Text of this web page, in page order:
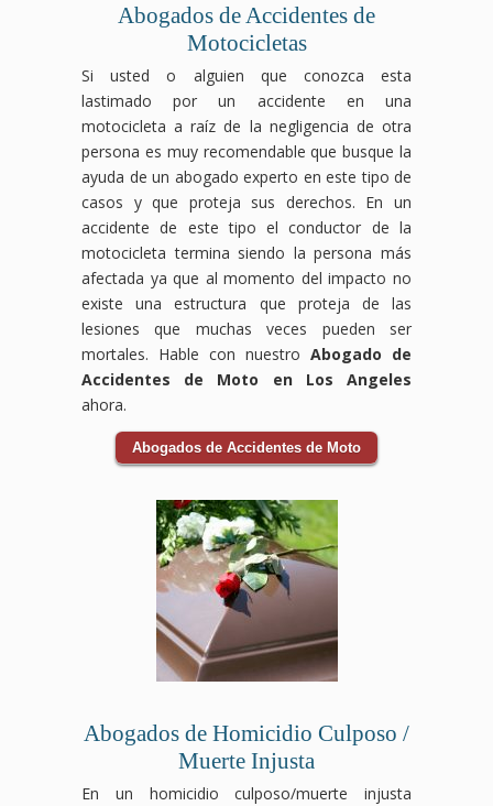
Abogados de Accidentes de
Motocicletas
Si usted o alguien que conozca esta
lastimado por un accidente en una
motocicleta a raíz de la negligencia de otra
persona es muy recomendable que busque la
ayuda de un abogado experto en este tipo de
casos y que proteja sus derechos. En un
accidente de este tipo el conductor de la
motocicleta termina siendo la persona más
afectada ya que al momento del impacto no
existe una estructura que proteja de las
lesiones que muchas veces pueden ser
mortales. Hable con nuestro Abogado de
Accidentes de Moto en Los Angeles
ahora.
Abogados de Accidentes de Moto
Abogados de Homicidio Culposo /
Muerte Injusta
En un homicidio culposo/muerte injusta